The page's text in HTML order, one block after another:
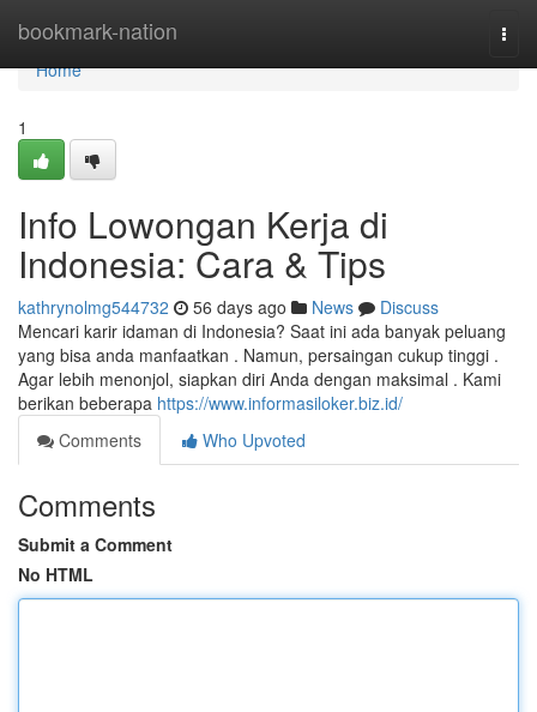
bookmark-nation
Home
Home
1
Info Lowongan Kerja di
Indonesia: Cara & Tips
kathrynolmg544732 56 days ago News
Discuss
Mencari karir idaman di Indonesia? Saat ini ada banyak peluang
yang bisa anda manfaatkan . Namun, persaingan cukup tinggi .
Agar lebih menonjol, siapkan diri Anda dengan maksimal . Kami
berikan beberapa https://www.informasiloker.biz.id/
Comments
Who Upvoted
Comments
Submit a Comment
No HTML